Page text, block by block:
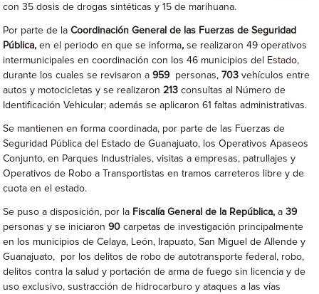
con 35 dosis de drogas sintéticas y 15 de marihuana.
Por parte de laCoordinación General de las Fuerzas de Seguridad
Pública,en el periodo en que se informa,se realizaron 49 operativos
intermunicipales en coordinación con los 46 municipios del Estado,
durante los cuales se revisaron a959 personas, 703 vehículos entre
autos y motocicletas y se realizaron213consultas al Número de
Identificación Vehicular; además se aplicaron 61 faltas administrativas.
Se mantienen en forma coordinada, por parte de las Fuerzas de
Seguridad Pública del Estado de Guanajuato, los Operativos Apaseos
Conjunto, en Parques Industriales, visitas a empresas, patrullajes y
Operativos de Robo a Transportistas en tramos carreteros libre y de
cuota en el estado.
Se puso a disposición, por la Fiscalía General de la República, a 39
personas y se iniciaron90carpetas de investigación principalmente
en los municipios de Celaya, León, Irapuato, San Miguel de Allende y
Guanajuato, por los delitos de robo de autotransporte federal, robo,
delitos contra la salud y portación de arma de fuego sin licencia y de
uso exclusivo, sustracción de hidrocarburo y ataques a las vías